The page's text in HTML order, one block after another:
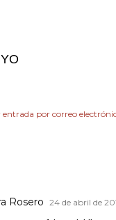
entrada por correo
Rosero 24 de abril de